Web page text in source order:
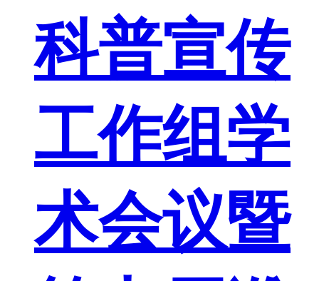
科普宣传
工作组学
术会议暨